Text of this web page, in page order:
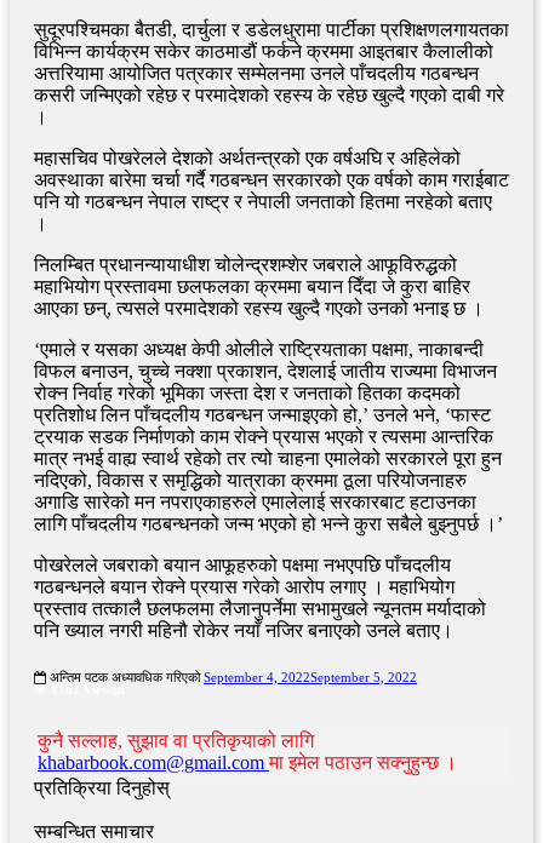
सुदूरपश्चिमका बैतडी, दार्चुला र डडेलधुरामा पार्टीका प्रशिक्षणलगायतका
विभिन्न कार्यक्रम सकेर काठमाडौं फर्कने क्रममा आइतबार कैलालीको
अत्तरियामा आयोजित पत्रकार सम्मेलनमा उनले पाँचदलीय गठबन्धन
कसरी जन्मिएको रहेछ र परमादेशको रहस्य के रहेछ खुल्दै गएको दाबी गरे
।
महासचिव पोखरेलले देशको अर्थतन्त्रको एक वर्षअघि र अहिलेको
अवस्थाका बारेमा चर्चा गर्दै गठबन्धन सरकारको एक वर्षको काम गराईबाट
पनि यो गठबन्धन नेपाल राष्ट्र र नेपाली जनताको हितमा नरहेको बताए
।
निलम्बित प्रधानन्यायाधीश चोलेन्द्रशम्शेर जबराले आफूविरुद्धको
महाभियोग प्रस्तावमा छलफलका क्रममा बयान दिँदा जे कुरा बाहिर
आएका छन्, त्यसले परमादेशको रहस्य खुल्दै गएको उनको भनाइ छ ।
‘एमाले र यसका अध्यक्ष केपी ओलीले राष्ट्रियताका पक्षमा, नाकाबन्दी
विफल बनाउन, चुच्चे नक्शा प्रकाशन, देशलाई जातीय राज्यमा विभाजन
रोक्न निर्वाह गरेको भूमिका जस्ता देश र जनताको हितका कदमको
प्रतिशोध लिन पाँचदलीय गठबन्धन जन्माइएको हो,’ उनले भने, ‘फास्ट
ट्रयाक सडक निर्माणको काम रोक्ने प्रयास भएको र त्यसमा आन्तरिक
मात्र नभई वाह्य स्वार्थ रहेको तर त्यो चाहना एमालेको सरकारले पूरा हुन
नदिएको, विकास र समृद्धिको यात्राका क्रममा ठूला परियोजनाहरु
अगाडि सारेको मन नपराएकाहरुले एमालेलाई सरकारबाट हटाउनका
लागि पाँचदलीय गठबन्धनको जन्म भएको हो भन्ने कुरा सबैले बुझ्नुपर्छ ।’
पोखरेलले जबराको बयान आफूहरुको पक्षमा नभएपछि पाँचदलीय
गठबन्धनले बयान रोक्ने प्रयास गरेको आरोप लगाए । महाभियोग
प्रस्ताव तत्कालै छलफलमा लैजानुपर्नेमा सभामुखले न्यूनतम मर्यादाको
पनि ख्याल नगरी महिनौ रोकेर नयाँ नजिर बनाएको उनले बताए।
अन्तिम पटक अध्यावधिक गरिएको September 4, 2022September 5, 2022
कुनै सल्लाह, सुझाव वा प्रतिकृयाको लागि
khabarbook.com@gmail.comमा इमेल पठाउन सक्नुहुन्छ ।
प्रतिक्रिया दिनुहोस्
सम्बन्धित समाचार